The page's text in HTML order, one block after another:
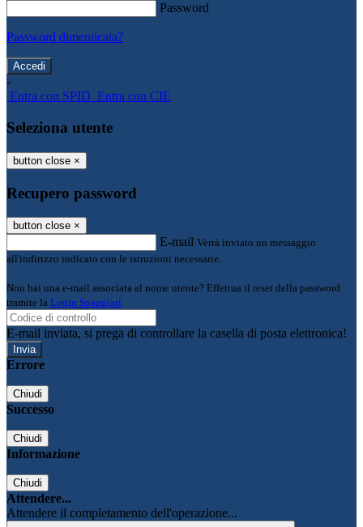
Password
Password dimenticata?
-
Entra con SPID Entra con CIE
Seleziona utente
button close ×
Recupero password
button close ×
E-mail Verrà inviato un messaggio
all'indirizzo indicato con le istruzioni necessarie.
Non hai una e-mail associata al nome utente? Effettua il reset della password
tramite la Login Spaggiari
E-mail inviata, si prega di controllare la casella di posta elettronica!
Errore
Chiudi
Successo
Chiudi
Informazione
Chiudi
Attendere...
Attendere il completamento dell'operazione...